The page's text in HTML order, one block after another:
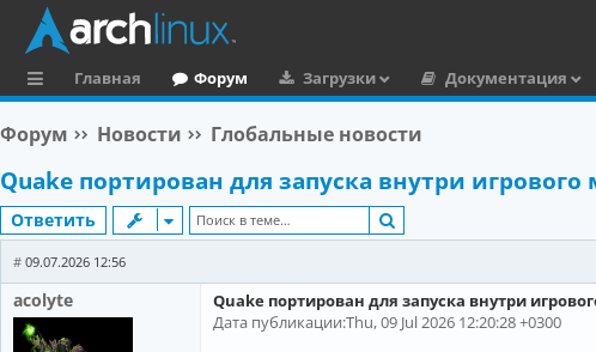
ы
л
к
и
Главная Форум Загрузки
Документация
Форум Новости Глобальные новости
Quake портирован для запуска внутри
Ответить
acolyte
# 09.07.2026 12:56
Quake портирован для запуска внутри
Дата публикации:Thu, 09 Jul 2026 12:20:28 +0300